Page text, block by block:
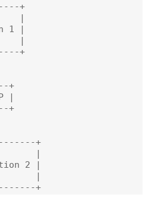
+
|
1 |
|
+
+
|
+
+
|
2 |
|
--------                     +---------------+